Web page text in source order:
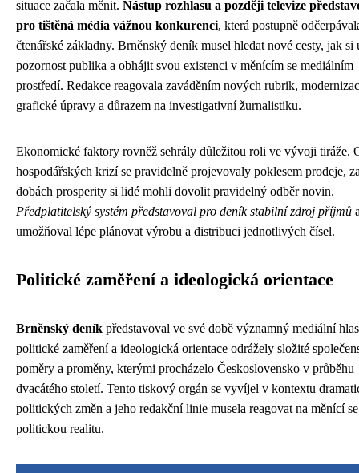
situace začala měnit. Nástup rozhlasu a později televize
pro tištěná média vážnou konkurenci, která postupně
čtenářské základny. Brněnský deník musel hledat nové cesty, jak si
pozornost publika a obhájit svou existenci v měnícím se mediálním
prostředí. Redakce reagovala zaváděním nových rubrik,
grafické úpravy a důrazem na investigativní žurnalistiku.
Ekonomické faktory rovněž sehrály důležitou roli ve vývoji tiráže.
hospodářských krizí se pravidelně projevovaly poklesem prodeje,
dobách prosperity si lidé mohli dovolit pravidelný odběr novin.
Předplatitelský systém představoval pro deník stabilní zdroj příjmů
umožňoval lépe plánovat výrobu a distribuci jednotlivých čísel.
Politické zaměření a ideologická orientace
Brněnský deník představoval ve své době významný mediální
politické zaměření a ideologická orientace odrážely složité
poměry a proměny, kterými procházelo Československo v průběhu
dvacátého století. Tento tiskový orgán se vyvíjel v kontextu
politických změn a jeho redakční linie musela reagovat na měnící se
politickou realitu.